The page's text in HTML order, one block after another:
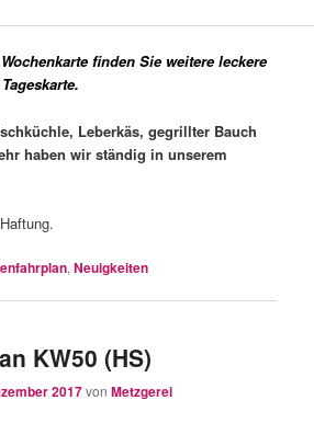
finden Sie weitere leckere
Leberkäs,gegrillter Bauch
haben wir ständig inunserem
,Neuigkeiten
KW50 (HS)
2017vonMetzgerei